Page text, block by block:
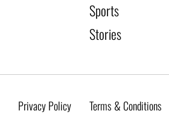
Sports
Stories
Privacy Policy Terms & Conditions